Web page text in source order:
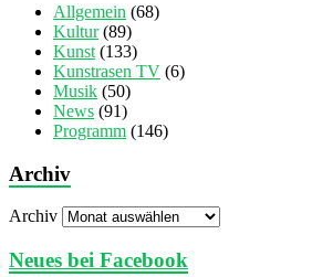
Allgemein (68)
Kultur(89)
Kunst (133)
Kunstrasen TV (6)
Musik (50)
News (91)
Programm (146)
Archiv
Archiv
Neues bei Facebook